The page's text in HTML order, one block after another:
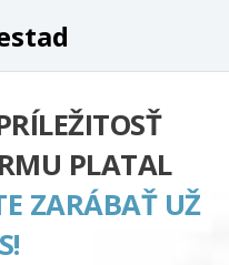
PLATAL
ZARÁBAŤ UŽ